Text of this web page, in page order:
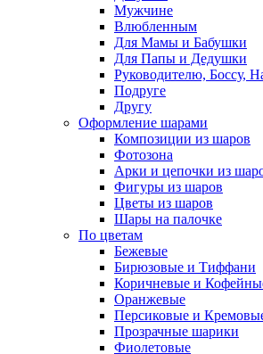
Мужчине
Влюбленным
Для Мамы и Бабушки
Для Папы и Дедушки
Руководителю, Боссу,
Подруге
Другу
Оформление шарами
Композиции из шаров
Фотозона
Арки и цепочки из
Фигуры из шаров
Цветы из шаров
Шары на палочке
По цветам
Бежевые
Бирюзовые и Тиффани
Коричневые и
Оранжевые
Персиковые и
Прозрачные шарики
Фиолетовые